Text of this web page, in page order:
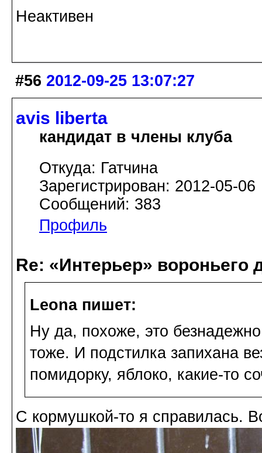
Неактивен
#56 2012-09-25 13:07:27
avis libertа
кандидат в члены клуба
Откуда: Гатчина
Зарегистрирован: 2012-05-06
Сообщений: 383
Профиль
Re: «Интерьер» вороньего
Leona пишет:
Ну да, похоже, это
тоже. И подстилка запихана
помидорку, яблоко, какие-то
С кормушкой-то я справилась.